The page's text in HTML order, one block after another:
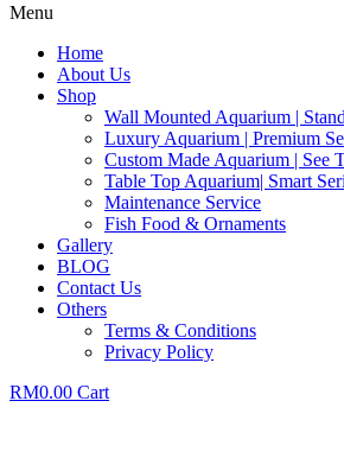
Menu
Home
About Us
Shop
Wall Mounted Aquarium |
Luxury Aquarium | Premium
Custom Made Aquarium | See
Table Top Aquarium| Smart
Maintenance Service
Fish Food & Ornaments
Gallery
BLOG
Contact Us
Others
Terms & Conditions
Privacy Policy
RM0.00 Cart